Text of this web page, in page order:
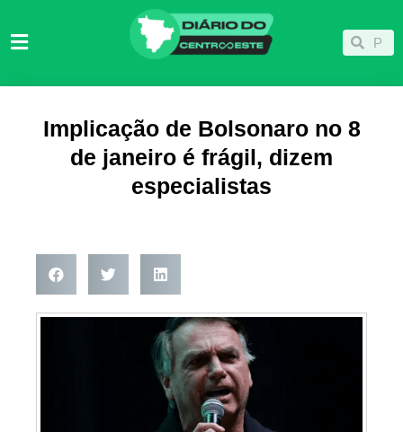
para
Pesquisar
Implicação de Bolsonaro no 8
de janeiro é frágil, dizem
especialistas